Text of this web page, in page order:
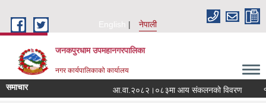
English
नेपाली
जनकपुरधाम उपमहानगरपालिका
नगर कार्यपालिकाको कार्यालय
समाचार आ.वा.२०८२।०८३मा आय संकलनको विवरण